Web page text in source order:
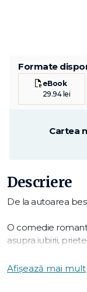
Formate
eBook
29.94 lei
Cartea
Descriere
De la autoarea
O comedie
asupra iubirii,
În fiecare zi, la ora
Afișează mai mult